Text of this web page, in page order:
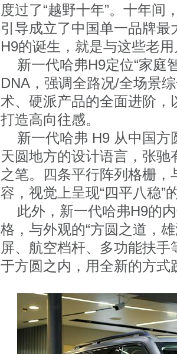
度过了“越野十年”。十年
引导成立了中国单一品牌
H9的诞生，就是与这些老
新一代哈弗H9定位“家庭
DNA，强调全路况/全场景
术、硬派产品的全面进阶
打造高向往感。
新一代哈弗 H9 从中国
天圆地方的设计语言，张
之笔。四条平行阵列格栅
容，视觉上呈现“四平八稳”
此外，新一代哈弗H9的
格，与外观的“方圆之道，
屏、航空档杆、多功能扶
于方圆之内，用全新的方式